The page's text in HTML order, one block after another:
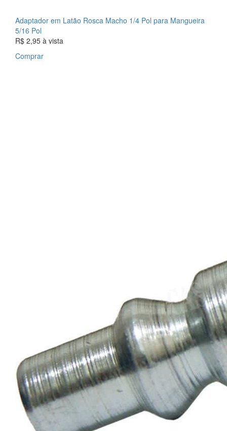
Adaptador em Latão Rosca Macho 1/4 Pol para Mangueira
5/16 Pol
R$ 2,95 à vista
Comprar